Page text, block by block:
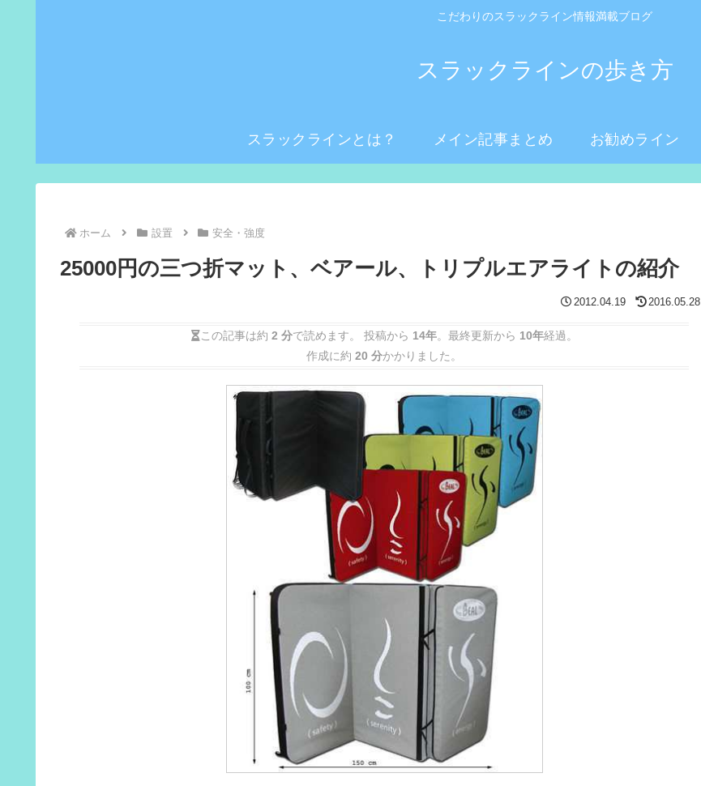
こだわりのスラックライン情報満載ブログ
スラックラインの歩き方
スラックラインとは？ メイン記事まとめ お勧めライン
ホーム 設置 安全・強度
25000円の三つ折マット、ベアール、トリプルエアライトの紹介
2012.04.19 2016.05.28
この記事は約 2 分で読めます。 投稿から 14年。最終更新から 10年経過。
作成に約 20 分かかりました。